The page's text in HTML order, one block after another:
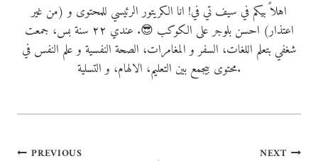
اهلاً بيكم في سيف تي في! انا الكريتور الرئيسي للمحتوى و (من غير
اعتذار) احسن بلوجر على الكوكب 😎. عندي ٢٢ سنة بس، جمعت
شغفي بتعلم اللغات، السفر و المغامرات، الصحة النفسية و علم النفس في
محتوى بيجمع بين التعليم، الالهام، و التسلية.
PREVIOUS NEXT